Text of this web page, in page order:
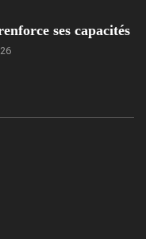
ses capacités